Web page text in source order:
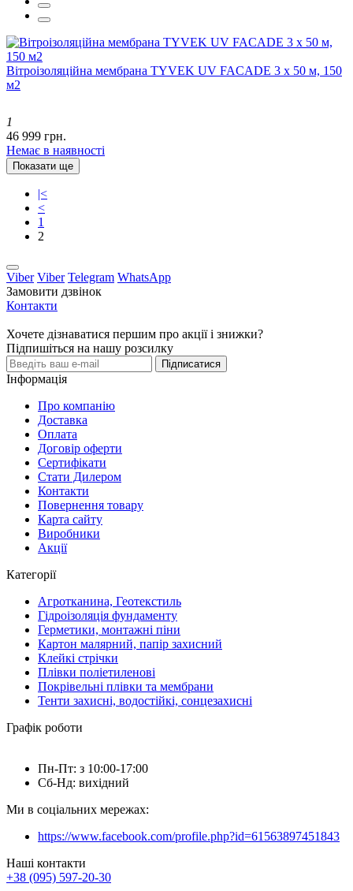
Вітроізоляційна мембрана TYVEK UV FACADE 3 x 50 м, 150
м2
1
46 999 грн.
Немає в наявності
Показати ще
|<
<
1
2
Viber Viber Telegram WhatsApp
Замовити дзвінок
Контакти
Хочете дізнаватися першим про акції і знижки?
Підпишіться на нашу розсилку
Підписатися
Інформація
Про компанію
Доставка
Оплата
Договір оферти
Сертифікати
Стати Дилером
Контакти
Повернення товару
Карта сайту
Виробники
Акції
Категорії
Агротканина, Геотекстиль
Гідроізоляція фундаменту
Герметики, монтажні піни
Картон малярний, папір захисний
Клейкі стрічки
Плівки поліетиленові
Покрівельні плівки та мембрани
Тенти захисні, водостійкі, сонцезахисні
Графік роботи
Пн-Пт: з 10:00-17:00
Сб-Нд: вихідний
Ми в соціальних мережах:
https://www.facebook.com/profile.php?id=61563897451843
Наші контакти
+38 (095) 597-20-30